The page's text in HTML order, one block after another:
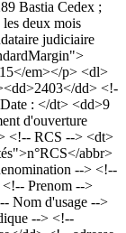
Bastia Cedex ;
les deux mois
judiciaire
em></p> <dl>
dd> <!-
: </dt> <dd>9
d'ouverture
<!-- RCS --> <dt>
abbr>
--> <!--
Prenom -->
Nom d'usage -->
--> <!--